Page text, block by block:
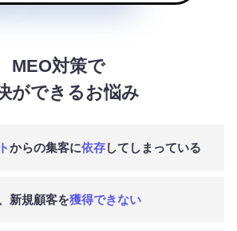
MEO対策で
ができるお悩み
からの集客に依存してしまっている
新規顧客を獲得できない